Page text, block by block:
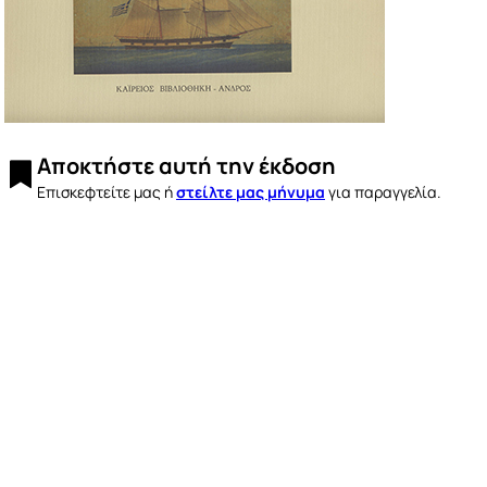
Αποκτήστε αυτή την έκδοση
Επισκεφτείτε μας ήστείλτε μας μήνυμα για παραγγελία.